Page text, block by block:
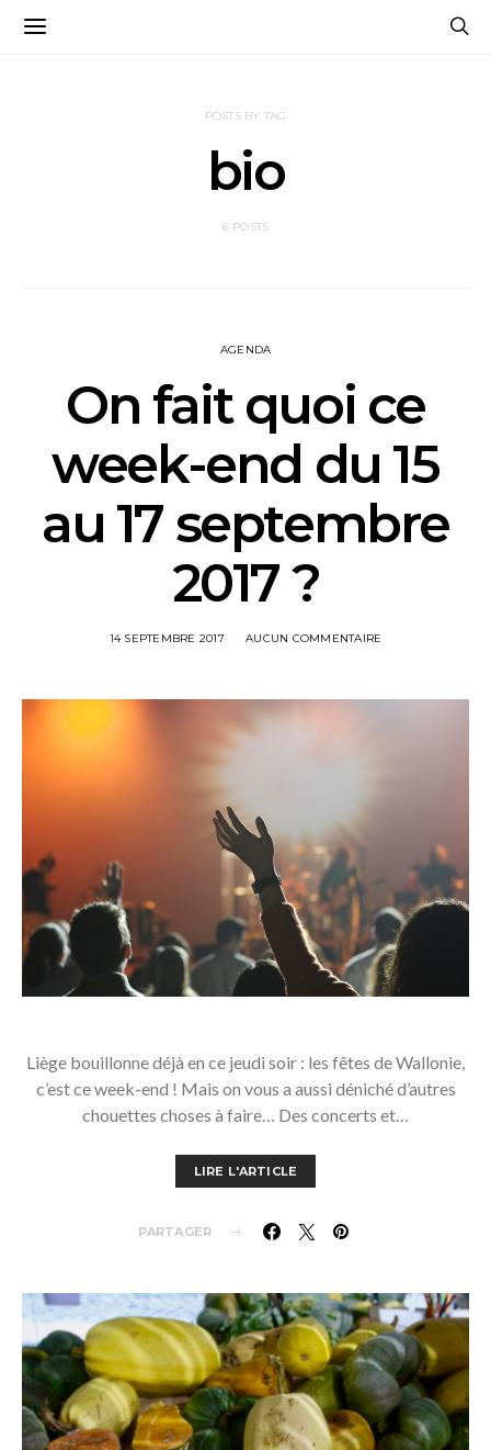
POSTS BY TAG
bio
6 POSTS
AGENDA
On fait quoi ce
week-end du 15
au 17 septembre
2017 ?
14 SEPTEMBRE 2017 AUCUN COMMENTAIRE
Liège bouillonne déjà en ce jeudi soir : les fêtes de Wallonie,
c’est ce week-end ! Mais on vous a aussi déniché d’autres
chouettes choses à faire… Des concerts et…
LIRE L'ARTICLE
PARTAGER